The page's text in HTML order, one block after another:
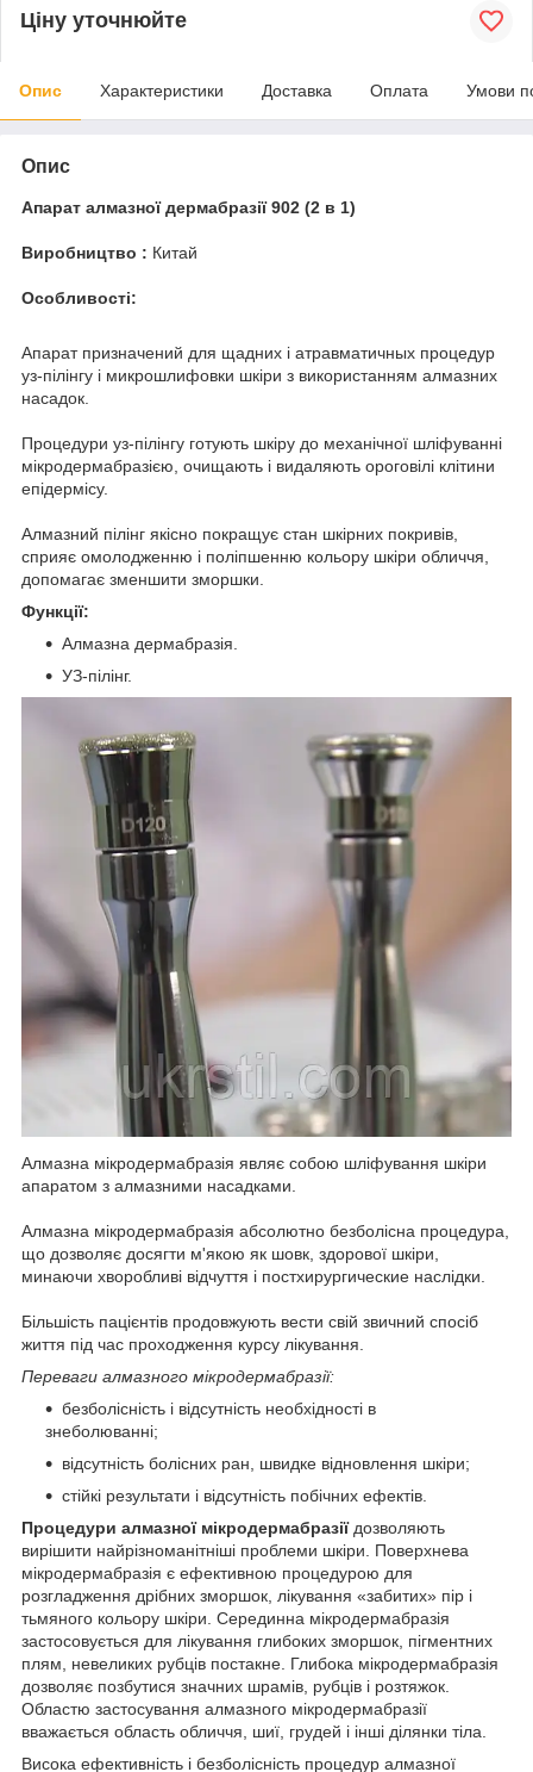
Ціну уточнюйте
Опис Характеристики Доставка Оплата Умови
Опис
Апарат алмазної дермабразії 902 (2 в 1)
Виробництво : Китай
Особливості:
Апарат призначений для щадних і атравматичных процедур
уз-пілінгу і микрошлифовки шкіри з використанням алмазних
насадок.
Процедури уз-пілінгу готують шкіру до механічної шліфуванні
мікродермабразією, очищають і видаляють ороговілі клітини
епідермісу.
Алмазний пілінг якісно покращує стан шкірних покривів,
сприяє омолодженню і поліпшенню кольору шкіри обличчя,
допомагає зменшити зморшки.
Функції:
Алмазна дермабразія.
УЗ-пілінг.
Алмазна мікродермабразія являє собою шліфування шкіри
апаратом з алмазними насадками.
Алмазна мікродермабразія абсолютно безболісна процедура,
що дозволяє досягти м'якою як шовк, здорової шкіри,
минаючи хворобливі відчуття і постхирургические наслідки.
Більшість пацієнтів продовжують вести свій звичний спосіб
життя під час проходження курсу лікування.
Переваги алмазного мікродермабразії:
безболісність і відсутність необхідності в
знеболюванні;
відсутність болісних ран, швидке відновлення шкіри;
стійкі результати і відсутність побічних ефектів.
Процедури алмазної мікродермабразіїдозволяють
вирішити найрізноманітніші проблеми шкіри. Поверхнева
мікродермабразія є ефективною процедурою для
розгладження дрібних зморшок, лікування «забитих» пір і
тьмяного кольору шкіри. Серединна мікродермабразія
застосовується для лікування глибоких зморшок, пігментних
плям, невеликих рубців постакне. Глибока мікродермабразія
дозволяє позбутися значних шрамів, рубців і розтяжок.
Областю застосування алмазного мікродермабразії
вважається область обличчя, шиї, грудей і інші ділянки тіла.
Висока ефективність і безболісність процедур алмазної